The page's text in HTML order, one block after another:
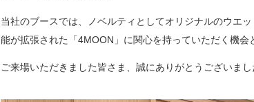
当社のブースでは、ノベルティとしてオリジナルのウエ
能が拡張された「4MOON」に関心を持っていただく機会
ご来場いただきました皆さま、誠にありがとうございまし